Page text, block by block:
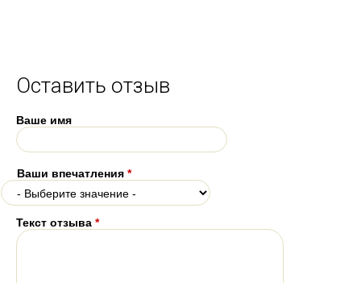
Оставить отзыв
Ваше имя
Ваши впечатления *
Текст отзыва *